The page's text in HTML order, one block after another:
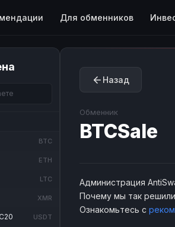
Для обменников
BTC
ETH
LTC
XMR
USDT
Назад
Обменник
BTCSale
Администрация
Почему мы так
Ознакомьтесь с